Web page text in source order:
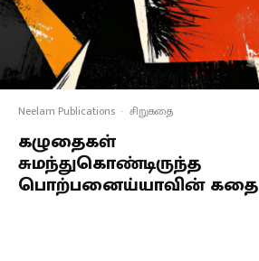
Neelam Publications · சிறுகதை
கழுதைகள்
சுமந்துகொண்டிருந்த
பொற்பனைய்யாவின் கதை